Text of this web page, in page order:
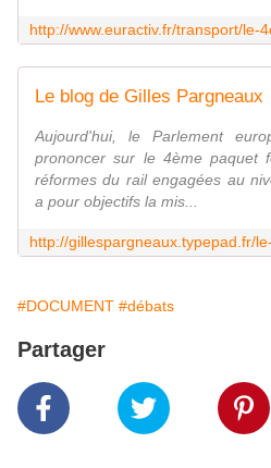
Le blog de Gilles Pargneaux
Aujourd'hui, le Parlement
prononcer sur le 4ème paquet
réformes du rail engagées au
a pour objectifs la mis...
#DOCUMENT #débats
Partager